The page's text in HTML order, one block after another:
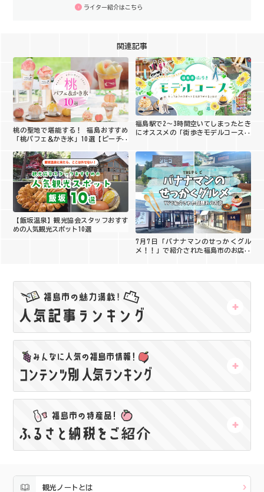
ライター紹介はこちら
関連記事
桃の聖地で堪能する！ 福島おすすめ
「桃パフェ＆かき氷」10選【ピーチホ
福島駅で2〜3時間空いてしまったとき
にオススメの「街歩きモデルコース」
【飯坂温泉】観光協会スタッフおすす
めの人気観光スポット10選
7月7日「バナナマンのせっかくグル
メ！！」で紹介された福島市のお店は
観光ノートとは